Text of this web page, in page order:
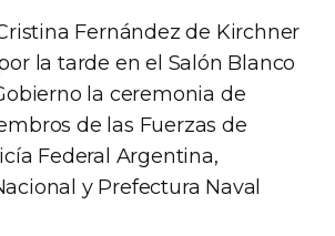
Fernández de Kirchner
la tarde en el Salón Blanco
la ceremonia de
de las Fuerzas de
Federal Argentina,
y Prefectura Naval